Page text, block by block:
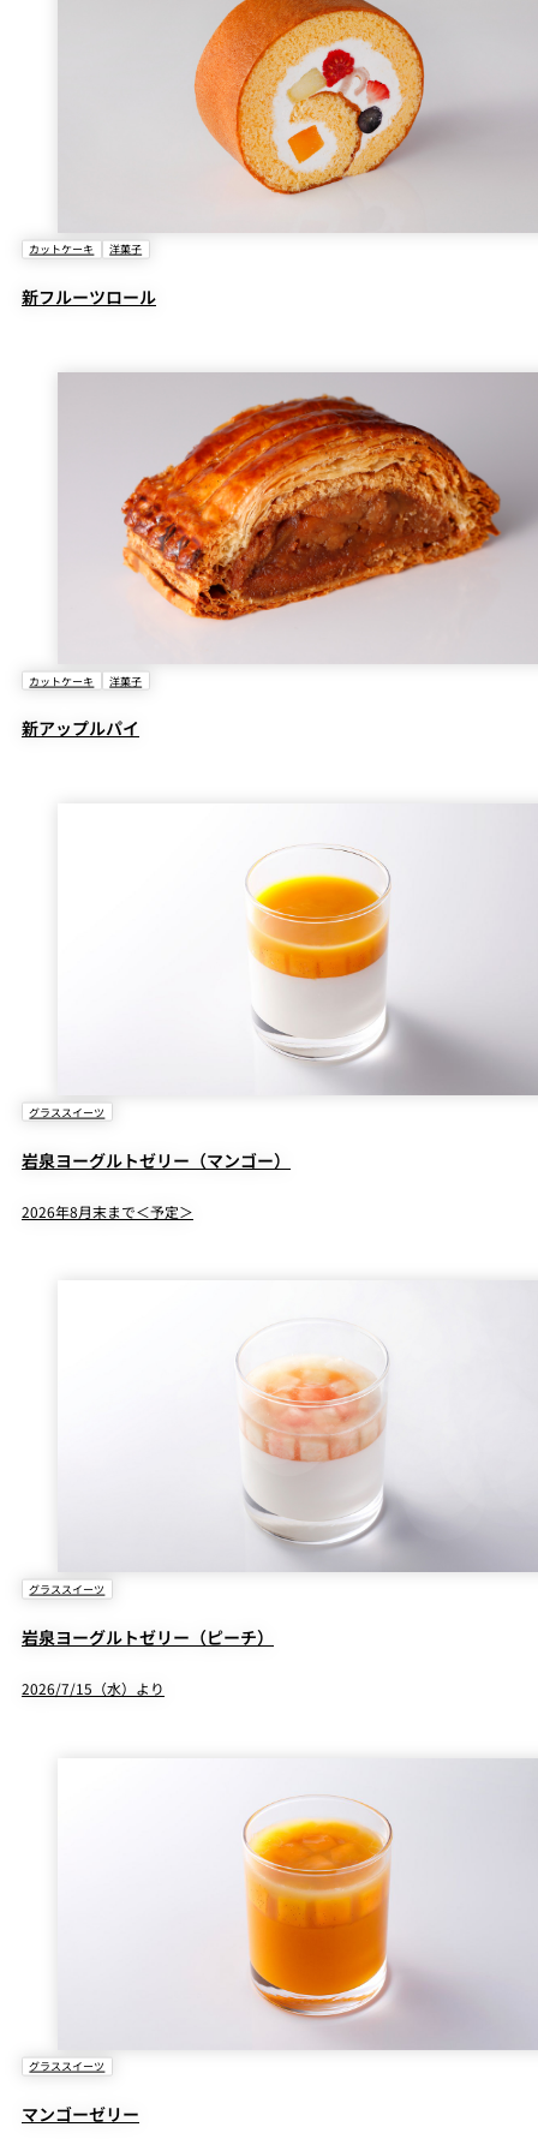
カットケーキ 洋菓子
新フルーツロール
カットケーキ 洋菓子
新アップルパイ
グラススイーツ
岩泉ヨーグルトゼリー（マンゴー）
2026年8月末まで＜予定＞
グラススイーツ
岩泉ヨーグルトゼリー（ピーチ）
2026/7/15（水）より
グラススイーツ
マンゴーゼリー